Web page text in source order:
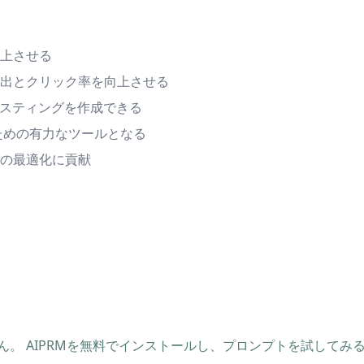
させる
とクリック率を向上させる
ティングを作成できる
の有力なツールとなる
最適化に貢献
AIPRMを無料でインストールし、プロンプトを試してみ